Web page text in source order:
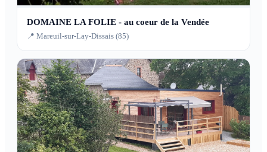
DOMAINE LA FOLIE - au coeur de la Vendée
📍 Mareuil-sur-Lay-Dissais (85)